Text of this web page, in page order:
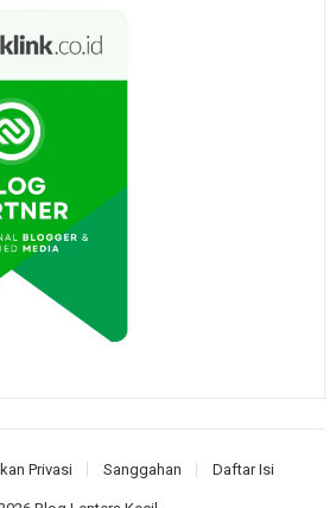
Privasi Sanggahan Daftar Isi